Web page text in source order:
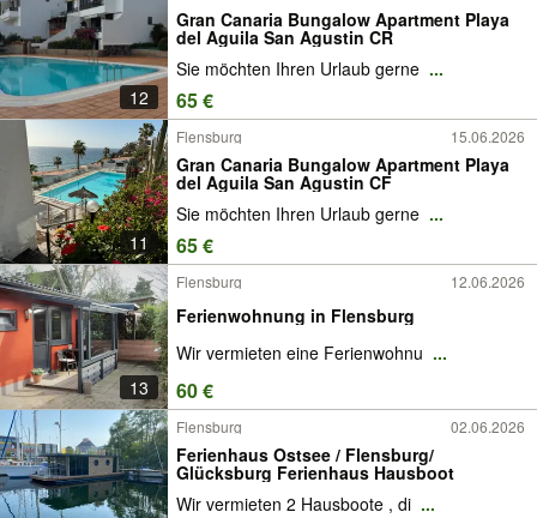
12
Gran Canaria Bungalow Apartment Playa
del Aguila San Agustin CR
Sie möchten Ihren Urlaub gerne ...
65 €
11
Flensburg 15.06.2026
Gran Canaria Bungalow Apartment Playa
del Aguila San Agustin CF
Sie möchten Ihren Urlaub gerne ...
65 €
13
Flensburg 12.06.2026
Ferienwohnung in Flensburg
Wir vermieten eine Ferienwohnu ...
60 €
Flensburg 02.06.2026
Ferienhaus Ostsee / Flensburg/
Glücksburg Ferienhaus Hausboot
Wir vermieten 2 Hausboote , di ...